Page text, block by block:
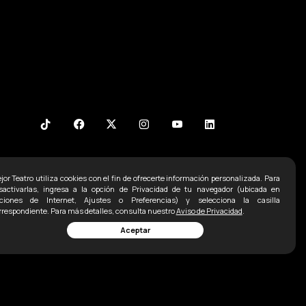
Teatro utiliza cookies con el fin de ofrecerte información personalizada. Para
ingresa a la opción de Privacidad de tu navegador (ubicada en
de Internet, Ajustes o Preferencias) y selecciona la casilla
Para más detalles, consulta nuestroAviso de Privacidad.
Aceptar
Contacto
Ofna:5255 52071498
5255 2338 1792